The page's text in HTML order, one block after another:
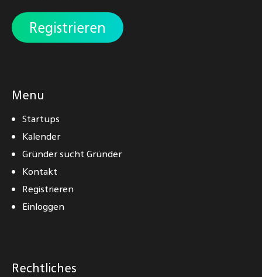
Registrieren
Menu
Startups
Kalender
Gründer sucht Gründer
Kontakt
Registrieren
Einloggen
Rechtliches